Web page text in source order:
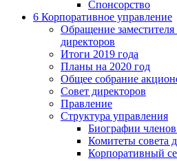
Спонсорство
6 Корпоративное управление
Обращение заместителя
директоров
Итоги 2019 года
Планы на 2020 год
Общее собрание
Совет директоров
Правление
Структура управления
Биографии членов
Комитеты совета
Корпоративный